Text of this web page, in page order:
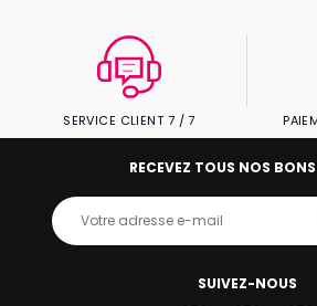
SERVICE CLIENT 7 / 7
SUIVEZ-NOUS
RECEVEZ TOUS NOS